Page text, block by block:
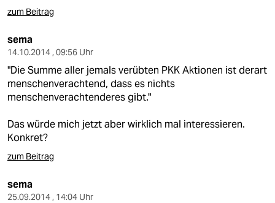
zum Beitrag
sema
14.10.2014 , 09:56 Uhr
"Die Summe aller jemals verübten PKK Aktionen ist derart
menschenverachtend, dass es nichts
menschenverachtenderes gibt."
Das würde mich jetzt aber wirklich mal interessieren.
Konkret?
zum Beitrag
sema
25.09.2014 , 14:04 Uhr